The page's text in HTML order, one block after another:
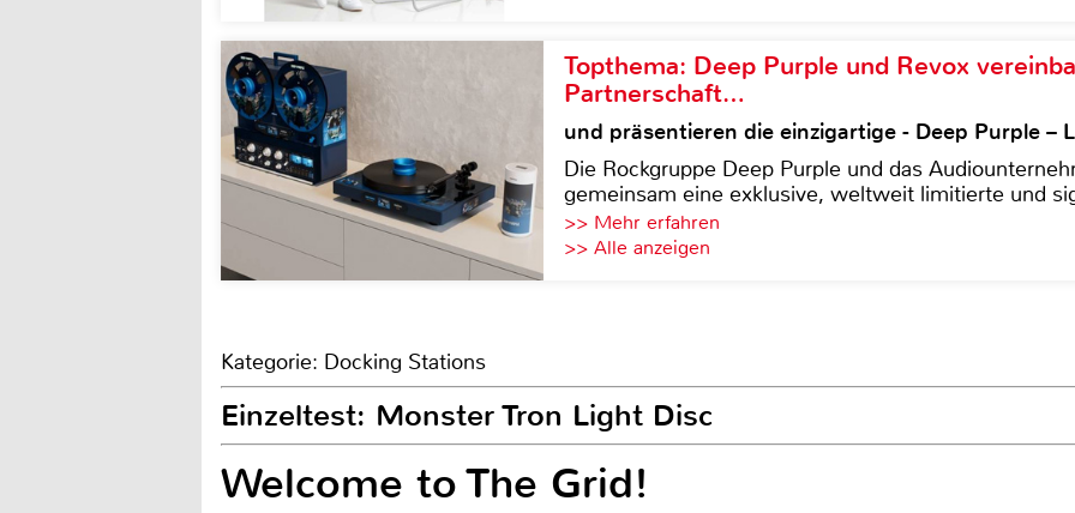
Topthema: Deep Purple und Revox
Partnerschaft…
und präsentieren die einzigartige - Deep Purple –
Die Rockgruppe Deep Purple und das
gemeinsam eine exklusive, weltweit limitierte und
>> Mehr erfahren
>> Alle anzeigen
Kategorie: Docking Stations
Einzeltest: Monster Tron Light Disc
Welcome to The Grid!